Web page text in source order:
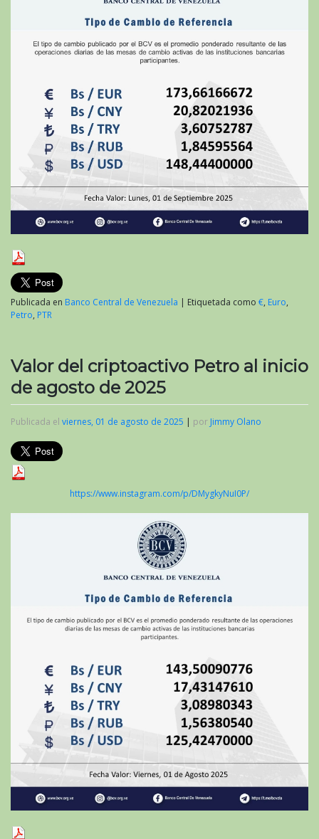
Publicada en Banco Central de Venezuela | Etiquetada como €, Euro,
Petro, PTR
Valor del criptoactivo Petro al inicio
de agosto de 2025
Publicada el viernes, 01 de agosto de 2025 | por Jimmy Olano
https://www.instagram.com/p/DMygkyNuI0P/